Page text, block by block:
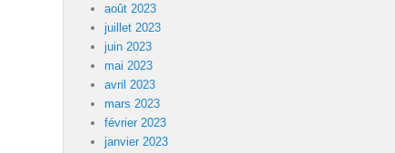
août 2023
juillet 2023
juin 2023
mai 2023
avril 2023
mars 2023
février 2023
janvier 2023